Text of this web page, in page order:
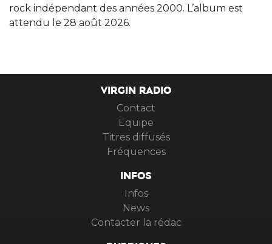
rock indépendant des années 2000. L’album est
attendu le 28 août 2026.
VIRGIN RADIO
Contact
Equipe
Titres diffusés
Fréquences
INFOS
Infos
News
Contacter la rédac